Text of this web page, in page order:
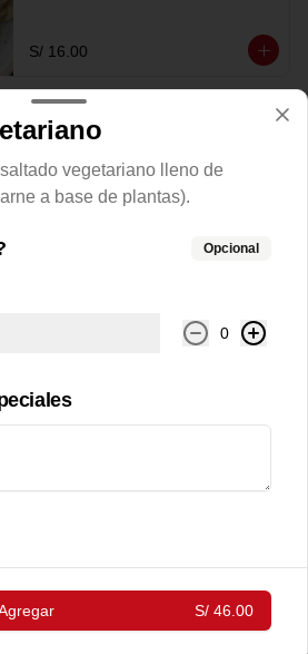
S/ 16.00
Porción de tallarines a la
Porción tallarines con salsa huancaína.
Porción tallarines al pesto
de
sitio, publicar anuncios y medir
de cookies Aceptar
vegetariano lleno de
a base de plantas).
Opcional
0
S/ 46.00